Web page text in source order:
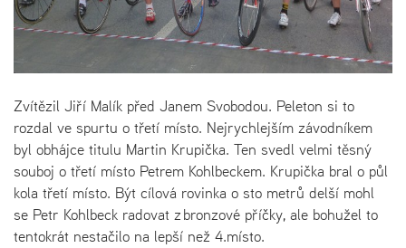
Zvítězil Jiří Malík před Janem Svobodou. Peleton si to
rozdal ve spurtu o třetí místo. Nejrychlejším závodníkem
byl obhájce titulu Martin Krupička. Ten svedl velmi těsný
souboj o třetí místo Petrem Kohlbeckem. Krupička bral o půl
kola třetí místo. Být cílová rovinka o sto metrů delší mohl
se Petr Kohlbeck radovat z bronzové příčky, ale bohužel to
tentokrát nestačilo na lepší než 4.místo.